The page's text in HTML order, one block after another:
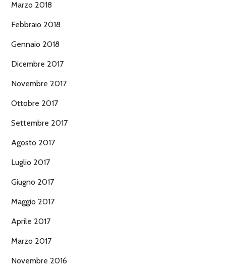
Marzo 2018
Febbraio 2018
Gennaio 2018
Dicembre 2017
Novembre 2017
Ottobre 2017
Settembre 2017
Agosto 2017
Luglio 2017
Giugno 2017
Maggio 2017
Aprile 2017
Marzo 2017
Novembre 2016